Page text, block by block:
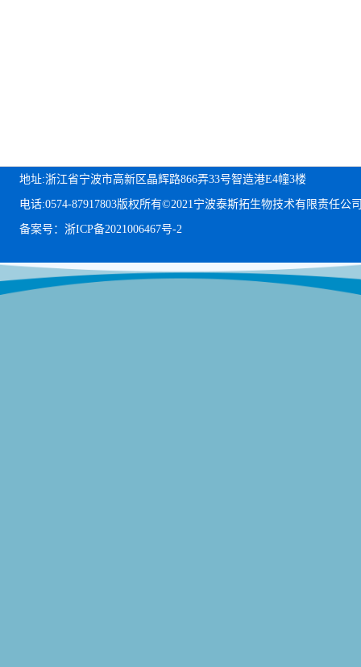
地址:浙江省宁波市高新区晶辉路866弄33号智造港E4幢3楼
电话:0574-87917803版权所有©2021宁波泰斯拓生物技术有限责任公
备案号：浙ICP备2021006467号-2